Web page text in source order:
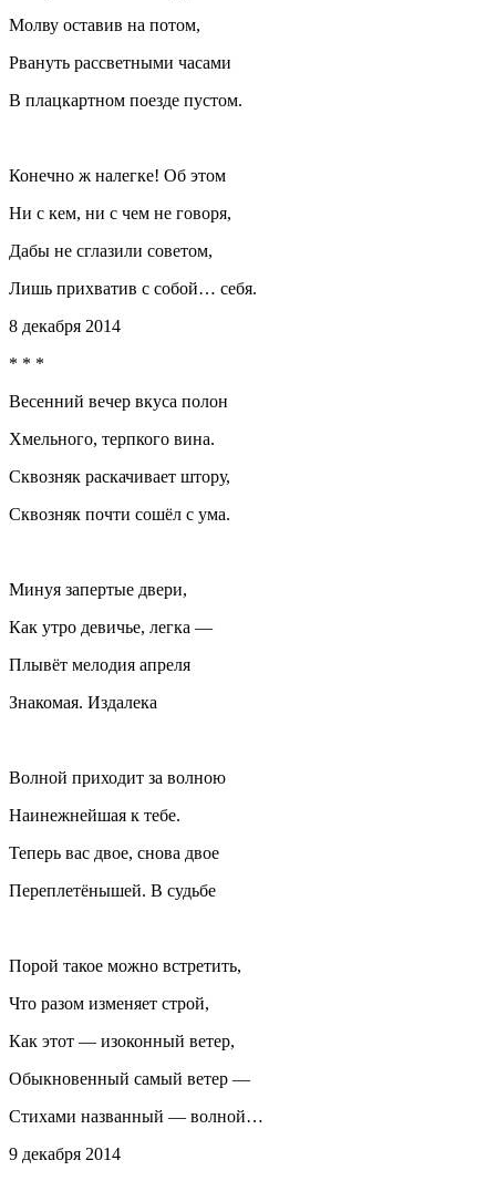
Молву оставив на потом,
Рвануть рассветными часами
В плацкартном поезде пустом.
Конечно ж налегке! Об этом
Ни с кем, ни с чем не говоря,
Дабы не сглазили советом,
Лишь прихватив с собой… себя.
8 декабря 2014
* * *
Весенний вечер вкуса полон
Хмельного, терпкого вина.
Сквозняк раскачивает штору,
Сквозняк почти сошёл с ума.
Минуя запертые двери,
Как утро девичье, легка —
Плывёт мелодия апреля
Знакомая. Издалека
Волной приходит за волною
Наинежнейшая к тебе.
Теперь вас двое, снова двое
Переплетёнышей. В судьбе
Порой такое можно встретить,
Что разом изменяет строй,
Как этот — изоконный ветер,
Обыкновенный самый ветер —
Стихами названный — волной…
9 декабря 2014